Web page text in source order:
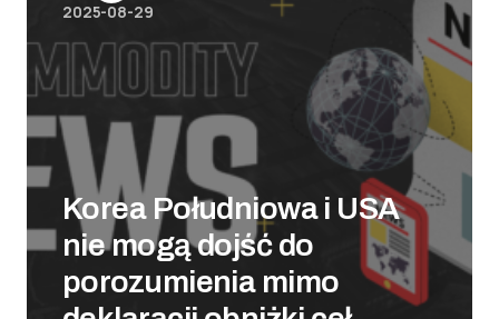
2025-08-29
Korea Południowa i USA
nie mogą dojść do
porozumienia mimo